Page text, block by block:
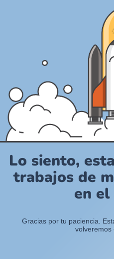
Lo siento,
trabajos de
en
Gracias por tu paciencia.
volveremos